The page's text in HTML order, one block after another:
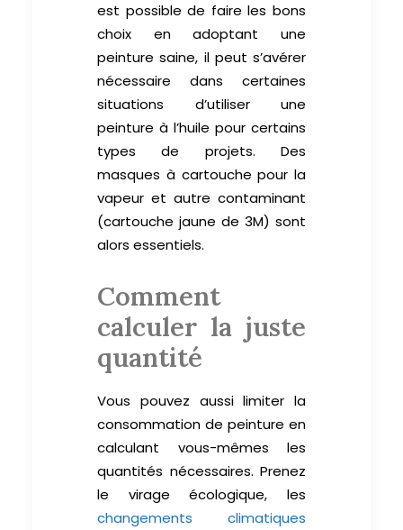
est possible de faire les bons
choix en adoptant une
peinture saine, il peut s’avérer
nécessaire dans certaines
situations d’utiliser une
peinture à l’huile pour certains
types de projets. Des
masques à cartouche pour la
vapeur et autre contaminant
(cartouche jaune de 3M) sont
alors essentiels.
Comment
calculer la juste
quantité
Vous pouvez aussi limiter la
consommation de peinture en
calculant vous-mêmes les
quantités nécessaires. Prenez
le virage écologique, les
changements climatiques